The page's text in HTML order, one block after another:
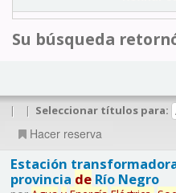
Su búsqueda
| | Seleccionar títulos para:
Hacer reserva
Estación
provincia deRío Negro